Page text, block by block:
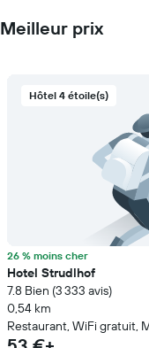
Meilleur prix
Hôtel 4 étoile(s)
26 % moins cher
Hotel Strudlhof
7.8 Bien (3 333 avis)
0,54 km
Restaurant, WiFi gratuit,